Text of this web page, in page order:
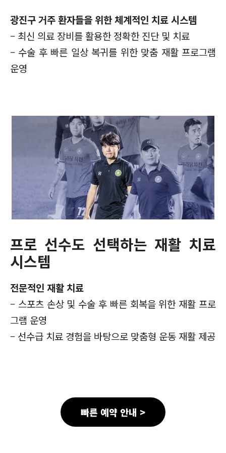
광진구 거주 환자들을 위한 체계적인 치료 시스템
– 최신 의료 장비를 활용한 정확한 진단 및 치료
– 수술 후 빠른 일상 복귀를 위한 맞춤 재활 프로그램
운영
프로 선수도 선택하는 재활 치료
시스템
전문적인 재활 치료
– 스포츠 손상 및 수술 후 빠른 회복을 위한 재활 프로
그램 운영
– 선수급 치료 경험을 바탕으로 맞춤형 운동 재활 제공
빠른 예약 안내 >